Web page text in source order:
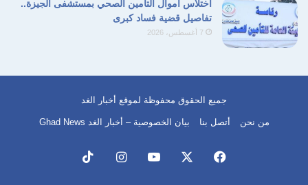
اختلاس أموال التأمين الصحي بمستشفى الجيزة..
تفاصيل قضية فساد كبرى
7 أغسطس، 2026
جميع الحقوق محفوظة لموقع أخبار الغد
من نحن أتصل بنا بيان الخصوصية – أخبار الغد Ghad News
فيسبوك ‫YouTubeانستقرام